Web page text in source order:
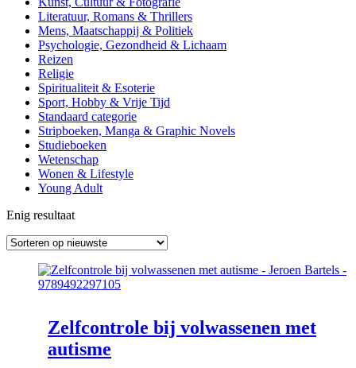
Literatuur, Romans & Thrillers
Mens, Maatschappij & Politiek
Psychologie, Gezondheid & Lichaam
Reizen
Religie
Spiritualiteit & Esoterie
Sport, Hobby & Vrije Tijd
Standaard categorie
Stripboeken, Manga & Graphic Novels
Studieboeken
Wetenschap
Wonen & Lifestyle
Young Adult
Enig resultaat
Zelfcontrole bij volwassenen met
autisme